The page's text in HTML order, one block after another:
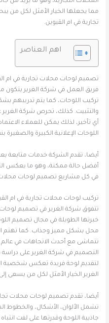
مما يجعلها الخيار الأمثل لكل
تجارية في ام القيوين.
اهم العناصر
تصميم لوحات محلات تجارية في ام
فريق العمل في شركة الغرير
تركيب اللوحات، كما يتم تدريبهم
والتثبيت. كذلك، تحرص شركة
أي تأخير، لذلك يمكن للعملاء
اللوحات الإعلانية الكبيرة والصغيرة
أيضا، تقدم الشركة خدمات متابعة
أفضل حالة ممكنة، وهو ما يعكس
في كل مشاريع تصميم لوحات محلات
تركيب لوحات محلات تجارية في ام
تتفوق شركة الغرير في تصميم
خبرتها الطويلة في مجال تصميم
محل بشكل مميز وجذاب. كما تهتم
تتماشى مع أحدث الاتجاهات في عالم
التصميم في شركة الغرير على
لتقديم لوحة فريدة تعكس شخصية
الغرير الخيار الأمثل لكل من يسعى
أيضا، تقدم تصميم لوحات محلات
تشمل الألوان، الأشكال،
جاذبية اللوحة وقدرتها على لفت